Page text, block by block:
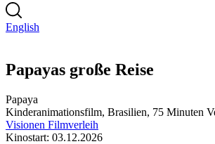
English
Papayas große Reise
Papaya
Kinderanimationsfilm, Brasilien, 75 Minuten
Visionen Filmverleih
Kinostart: 03.12.2026